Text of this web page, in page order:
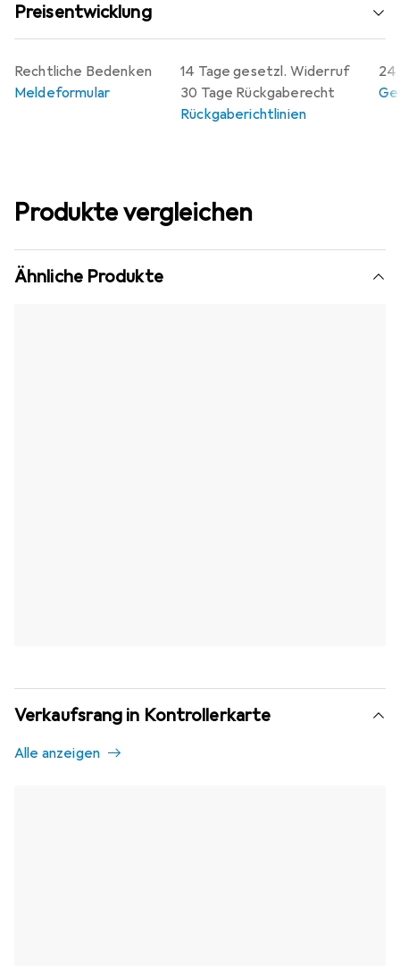
Preisentwicklung
14 Tage gesetzl. Widerruf
30 Tage Rückgaberecht
Rückgaberichtlinien
24
Rechtliche Bedenken
Meldeformular
Produkte vergleichen
Ähnliche Produkte
Verkaufsrang in Kontrollerkarte
Alle anzeigen